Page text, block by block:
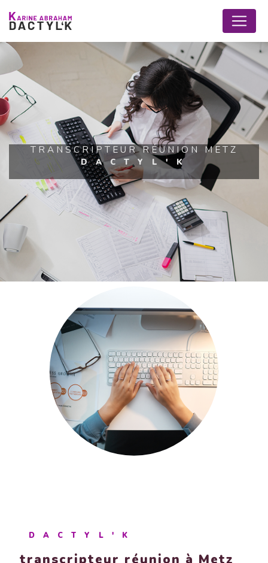
TRANSCRIPTEUR RÉUNION METZ
DACTYL'K
DACTYL'K
transcripteur réunion à Metz